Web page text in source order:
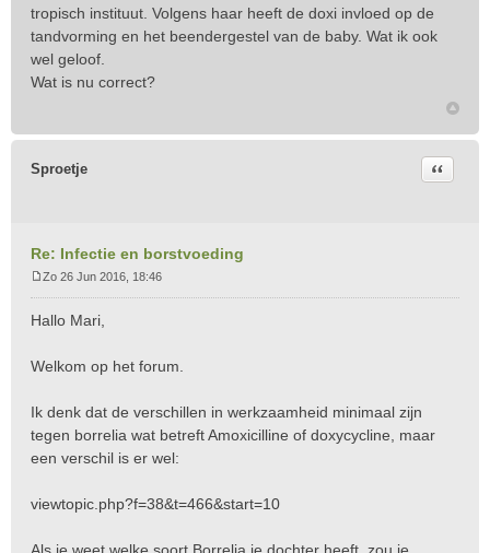
tropisch instituut. Volgens haar heeft de doxi invloed op de
tandvorming en het beendergestel van de baby. Wat ik ook
wel geloof.
Wat is nu correct?
Sproetje
Re: Infectie en borstvoeding
Citeer
r
c
Zo 26 Jun 2016, 18:46
Hallo Mari,
Welkom op het forum.
Ik denk dat de verschillen in werkzaamheid minimaal zijn
tegen borrelia wat betreft Amoxicilline of doxycycline, maar
een verschil is er wel:
viewtopic.php?f=38&t=466&start=10